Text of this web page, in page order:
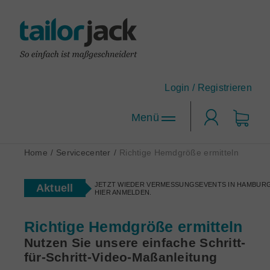
Hemden-Konfigurator
Designen Sie Ihr Maßhemd nach Ihren Wünschen!
tailorjack-Topseller
Die beliebtesten Maßhemd-Designs.
Maßhemden für Firmen
Anzug-Konfigurator
Designen Sie sich Ihren neuen Lieblingsanzug.
Login / Registrieren
Home / Servicecenter / Richtige Hemdgröße ermitteln
Aktuell
JETZT WIEDER VERMESSUNGSEVENTS IN
HIER ANMELDEN.
Richtige Hemdgröße ermitteln
Nutzen Sie unsere einfache Schritt-
für-Schritt-Video-Maßanleitung